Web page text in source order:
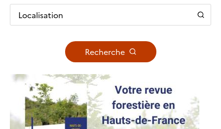
Localisation
Recherche